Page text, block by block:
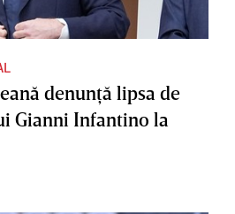
denunţă lipsa de
Gianni Infantino la